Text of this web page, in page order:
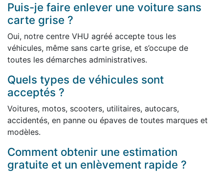
Puis-je faire enlever une voiture sans
carte grise ?
Oui, notre centre VHU agréé accepte tous les
véhicules, même sans carte grise, et s’occupe de
toutes les démarches administratives.
Quels types de véhicules sont
acceptés ?
Voitures, motos, scooters, utilitaires, autocars,
accidentés, en panne ou épaves de toutes marques et
modèles.
Comment obtenir une estimation
gratuite et un enlèvement rapide ?